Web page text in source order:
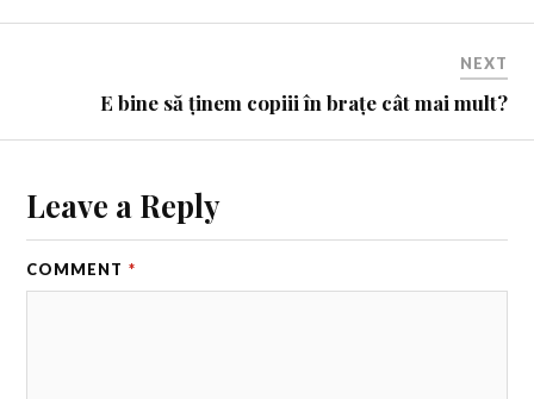
NEXT
E bine să ținem copiii în brațe cât mai mult?
Leave a Reply
COMMENT *